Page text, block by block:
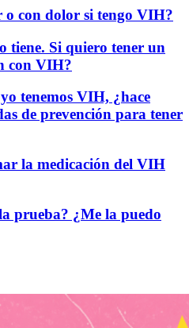
o con dolor si tengo VIH?
tiene. Si quiero tener un
con VIH?
tenemos VIH, ¿hace
de prevención para tener
la medicación del VIH
prueba? ¿Me la puedo